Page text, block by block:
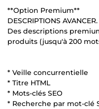
**Option Premium**
DESCRIPTIONS AVANCER.
Des descriptions
produits (jusqu'à 200
* Veille concurrentielle
* Titre HTML
* Mots-clés SEO
* Recherche par mot-clé